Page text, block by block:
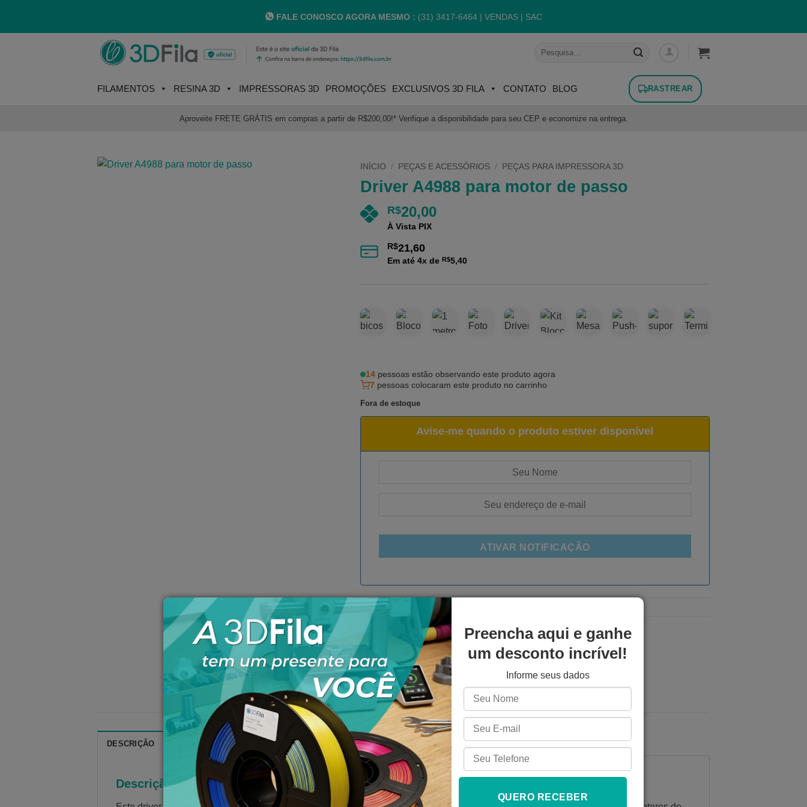
FALE CONOSCO AGORA MESMO : (31) 3417-6464 | VENDAS | SAC
Pesquisar
FILAMENTOS RESINA 3D IMPRESSORAS 3D PROMOÇÕES EXCLUSIVOS 3D FILA CONTATO BLOG RASTREAR
Aproveite FRETE GRÁTIS em compras a partir de R$200,00!* Verifique a disponibilidade para seu CEP e economize na entrega.
INÍCIO / PEÇAS E ACESSÓRIOS / PEÇAS PARA IMPRESSORA 3D
Driver A4988 para motor de passo
R$20,00
À Vista PIX
R$21,60
Em até 4x de R$5,40
14pessoas estão observando este produto agora
7 pessoas colocaram este produto no carrinho
Fora de estoque
Avise-me quando o produto estiver disponível
ATIVAR NOTIFICAÇÃO
SKU:DRV004988
Categorias: Peças e Acessórios Peças para impressora 3D
DESCRIÇÃO ESPECIFICAÇÕES TÉCNICAS PERGUNTAS E RESPOSTAS
Descrição:
Preencha aqui e ganhe
um desconto incrível!
Informe seus dados
QUERO RECEBER